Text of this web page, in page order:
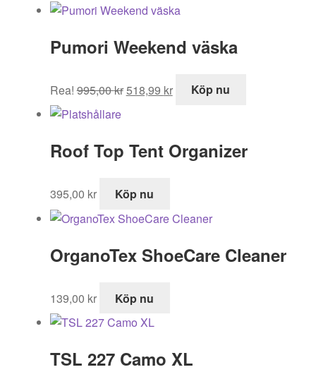
Pumori Weekend väska
Rea! 995,00kr
ursprungliga
995,00 kr.
518,99 kr
nuvarande
518,99 kr.
Köp nu
Roof Top Tent Organizer
395,00 kr Köp nu
OrganoTex ShoeCare Cleaner
139,00 kr Köp nu
TSL 227 Camo XL